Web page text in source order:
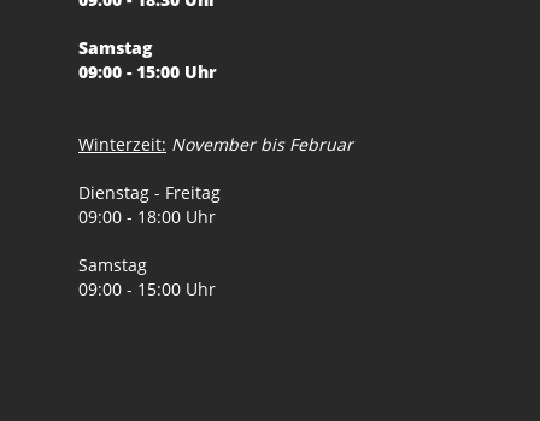
Samstag
09:00 - 15:00 Uhr
Winterzeit: November bis Februar
Dienstag - Freitag
09:00 - 18:00 Uhr
Samstag
09:00 - 15:00 Uhr